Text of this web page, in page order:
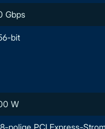
Gbps
bit
W